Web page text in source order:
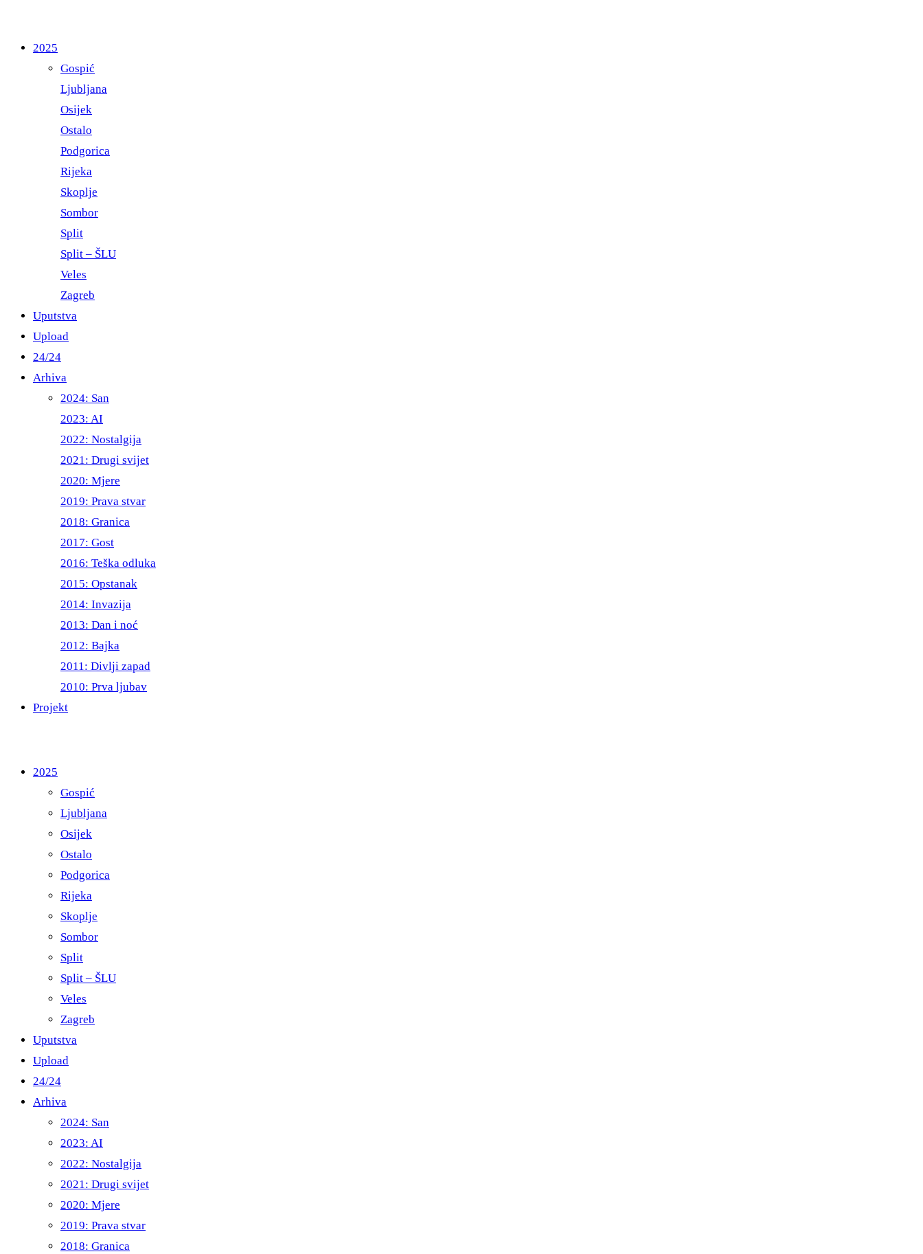
2025
Gospić
Ljubljana
Osijek
Ostalo
Podgorica
Rijeka
Skoplje
Sombor
Split
Split – ŠLU
Veles
Zagreb
Uputstva
Upload
24/24
Arhiva
2024: San
2023: AI
2022: Nostalgija
2021: Drugi svijet
2020: Mjere
2019: Prava stvar
2018: Granica
2017: Gost
2016: Teška odluka
2015: Opstanak
2014: Invazija
2013: Dan i noć
2012: Bajka
2011: Divlji zapad
2010: Prva ljubav
Projekt
2025
Gospić
Ljubljana
Osijek
Ostalo
Podgorica
Rijeka
Skoplje
Sombor
Split
Split – ŠLU
Veles
Zagreb
Uputstva
Upload
24/24
Arhiva
2024: San
2023: AI
2022: Nostalgija
2021: Drugi svijet
2020: Mjere
2019: Prava stvar
2018: Granica